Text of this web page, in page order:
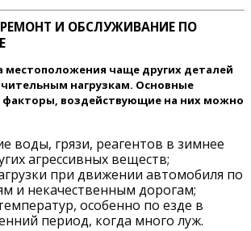
И ОБСЛУЖИВАНИЕ ПО
местоположения чаще других деталей
нагрузкам. Основные
факторы, воздействующие на них можно
воды, грязи, реагентов в зимнее
агрессивных веществ;
при движении автомобиля по
и некачественным дорогам;
особенно по езде в
период, когда много луж.